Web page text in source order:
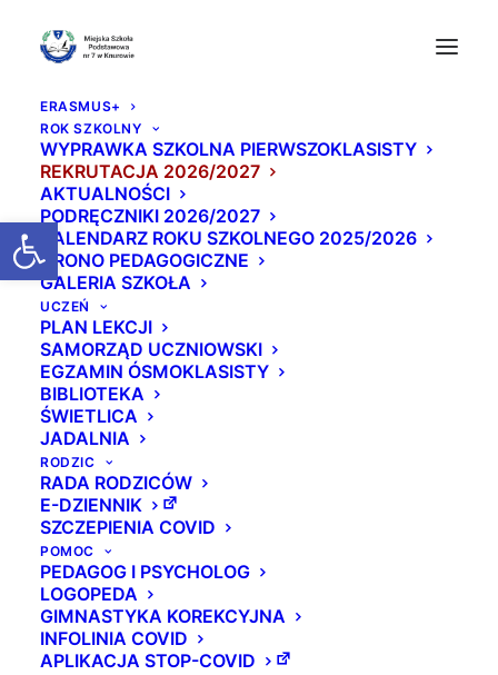
Otwórz pasek narzędzi
ERASMUS+
ROK SZKOLNY
WYPRAWKA SZKOLNA PIERWSZOKLASISTY
REKRUTACJA 2026/2027
AKTUALNOŚCI
PODRĘCZNIKI 2026/2027
KALENDARZ ROKU SZKOLNEGO 2025/2026
GRONO PEDAGOGICZNE
GALERIA SZKOŁA
UCZEŃ
PLAN LEKCJI
SAMORZĄD UCZNIOWSKI
EGZAMIN ÓSMOKLASISTY
BIBLIOTEKA
ŚWIETLICA
JADALNIA
RODZIC
RADA RODZICÓW
E-DZIENNIK
SZCZEPIENIA COVID
POMOC
PEDAGOG I PSYCHOLOG
LOGOPEDA
GIMNASTYKA KOREKCYJNA
INFOLINIA COVID
APLIKACJA STOP-COVID
Nauczyciele „Siódemk
i” mówią STOP HEJTO
WI! 💙
15 STYCZNIA 2026